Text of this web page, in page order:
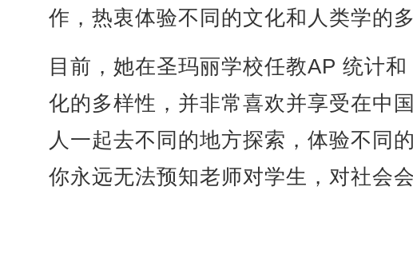
作，热衷体验不同的文化和人类学的多
目前，她在圣玛丽学校任教AP 统计
化的多样性，并非常喜欢并享受在中
人一起去不同的地方探索，体验不同
你永远无法预知老师对学生，对社会